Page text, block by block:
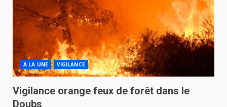
A LA UNE VIGILANCE
Vigilance orange feux de forêt dans le
Doubs